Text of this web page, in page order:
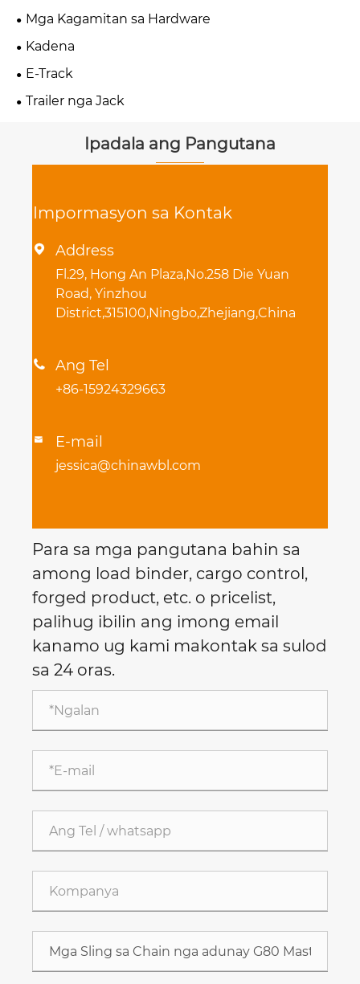
Mga Kagamitan sa Hardware
Kadena
E-Track
Trailer nga Jack
Ipadala ang Pangutana
Impormasyon sa Kontak
 Address
Fl.29, Hong An Plaza,No.258 Die Yuan
Road, Yinzhou
District,315100,Ningbo,Zhejiang,China
 Ang Tel
+86-15924329663
 E-mail
jessica@chinawbl.com
Para sa mga pangutana bahin sa
among load binder, cargo control,
forged product, etc. o pricelist,
palihug ibilin ang imong email
kanamo ug kami makontak sa sulod
sa 24 oras.